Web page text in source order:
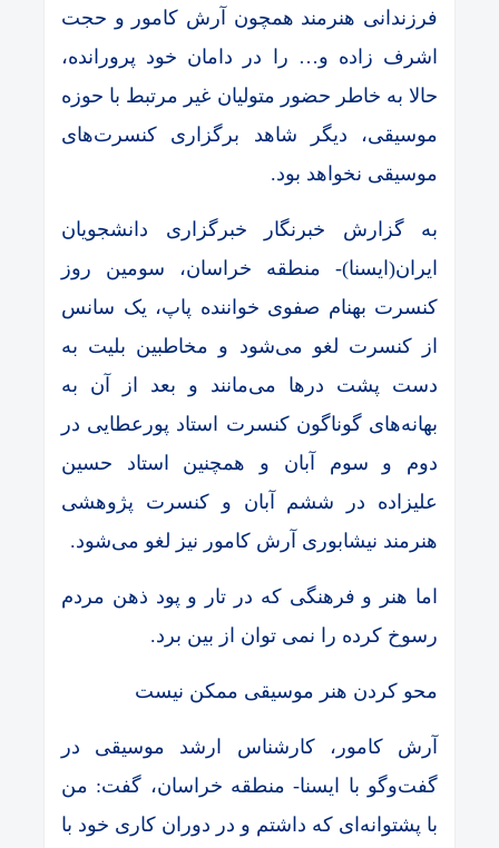
فرزندانی هنرمند همچون آرش کامور و حجت
اشرف زاده و… را در دامان خود پرورانده،
حالا به خاطر حضور متولیان غیر مرتبط با حوزه
موسیقی، دیگر شاهد برگزاری کنسرت‌های
موسیقی نخواهد بود.
به گزارش خبرنگار خبرگزاری دانشجویان
ایران(ایسنا)- منطقه خراسان، سومین روز
کنسرت بهنام صفوی خواننده پاپ، یک سانس
از کنسرت لغو می‌شود و مخاطبین بلیت به
دست پشت درها می‌مانند و بعد از آن به
بهانه‌های گوناگون کنسرت استاد پورعطایی در
دوم و سوم آبان و همچنین استاد حسین
علیزاده در ششم آبان و کنسرت پژوهشی
هنرمند نیشابوری آرش کامور نیز لغو می‌شود.
اما هنر و فرهنگی که در تار و پود ذهن مردم
رسوخ کرده را نمی توان از بین برد.
محو کردن هنر موسیقی ممکن نیست
آرش کامور، کارشناس ارشد موسیقی در
گفت‌وگو با ایسنا- منطقه خراسان، گفت: من
با پشتوانه‌ای که داشتم و در دوران کاری خود با